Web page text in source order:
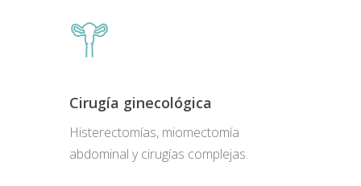
Cirugía ginecológica
Histerectomías, miomectomía
abdominal y cirugías complejas.